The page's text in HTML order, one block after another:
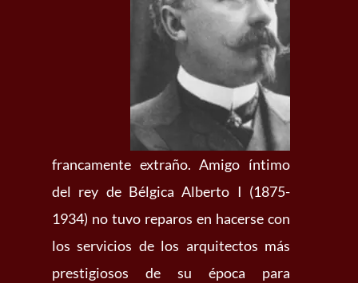
francamente extraño. Amigo íntimo
del rey de Bélgica Alberto I (1875-
1934) no tuvo reparos en hacerse con
los servicios de los arquitectos más
prestigiosos de su época para